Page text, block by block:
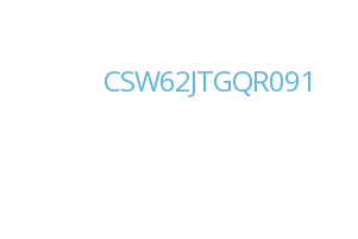
CSW62JTGQR091